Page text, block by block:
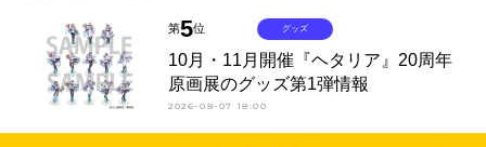
第5位
10月・11月開催『ヘタリア』20周年
原画展のグッズ第1弾情報
2026-08-07 18:00
グッズ